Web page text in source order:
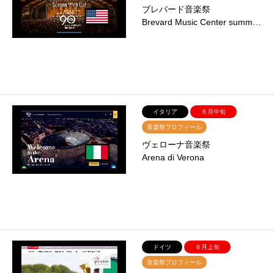
ブレバード音楽祭
Brevard Music Center summ…
イタリア ６月中旬
音楽祭プロフィール
ヴェローナ音楽祭
Arena di Verona
ドイツ ６月上旬
音楽祭プロフィール